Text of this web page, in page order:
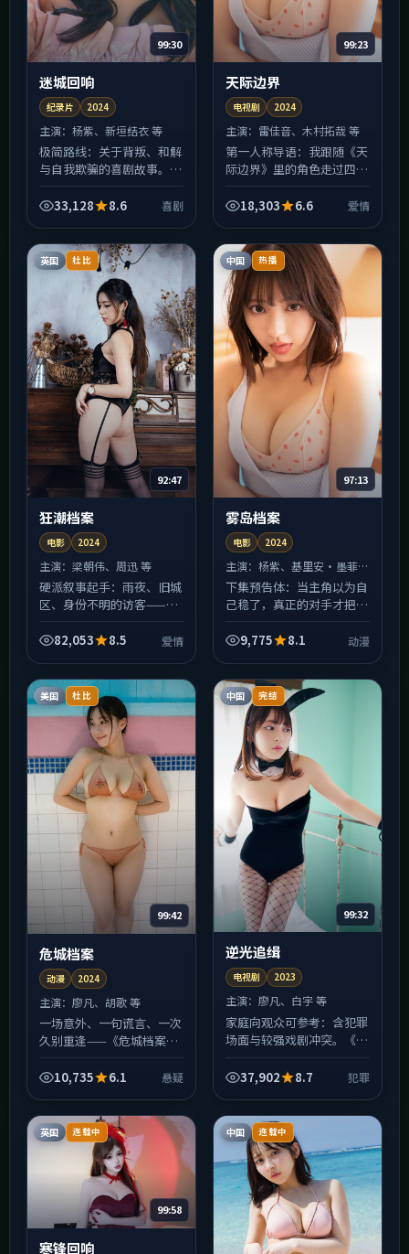
99:30
迷城回响
纪录片 2024
主演：杨紫、新垣结衣 等
极简路线：关于背叛、和解
与自我欺骗的喜剧故事。片
于韩国拍摄。对白少、留白
33,128 8.6 喜剧
99:23
天际边界
电视剧 2024
主演： 雷佳音、木村拓哉 等
第一人称导语：我跟随《天
际边界》里的角色走过四
往往不是善恶对决，而是各
体...
18,303 6.6 爱情
英国 杜比
92:47
狂潮档案
电影 2024
主演：梁朝伟、周迅 等
硬派叙事起手：雨夜、旧城
区、身份不明的访客——
短篇集里撕下来的某一页，
半...
82,053 8.5 爱情
中国 热播
97:13
雾岛档案
电影 2024
主演：杨紫、基里安·墨菲
等
下集预告体：当主角以为自
己稳了，真正的对手才把棋
段会比你想的更狠。电影在
与...
9,775 8.1 动漫
美国 杜比
99:42
危城档案
动漫 2024
主演：廖凡、胡歌 等
一场意外、一句谎言、一次
久别重逢——《危城档案》
裹对「信任是否可修复」的
景...
10,735 6.1 悬疑
中国 完结
99:32
逆光追缉
电视剧 2023
主演：廖凡、白宇 等
家庭向观众可参考：含犯罪
场面与较强戏剧冲突。《逆
钟「剧情体检」再决定是否
以...
37,902 8.7 犯罪
英国 连载中
99:58
寒锋回响
中国 连载中